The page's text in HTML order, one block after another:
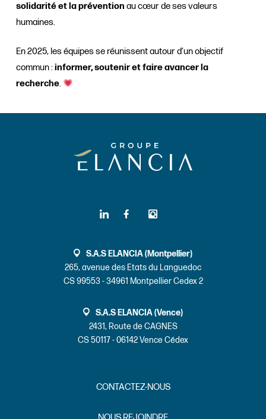
solidarité et la prévention au cœur de ses valeurs
humaines.
En 2025, les équipes se réunissent autour d’un objectif
commun : informer, soutenir et faire avancer la
recherche.
CONTACTEZ-NOUS
S.A.S ELANCIA (Montpellier)
265, avenue des Etats du Languedoc
CS 99553 - 34961 Montpellier Cedex 2
S.A.S ELANCIA (Vence)
2431, Route de CAGNES
CS 50117 - 06142 Vence Cédex